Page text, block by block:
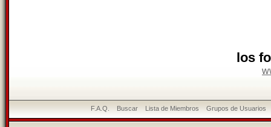
los
F.A.Q. Buscar Lista de Miembros Grupos de Usuarios